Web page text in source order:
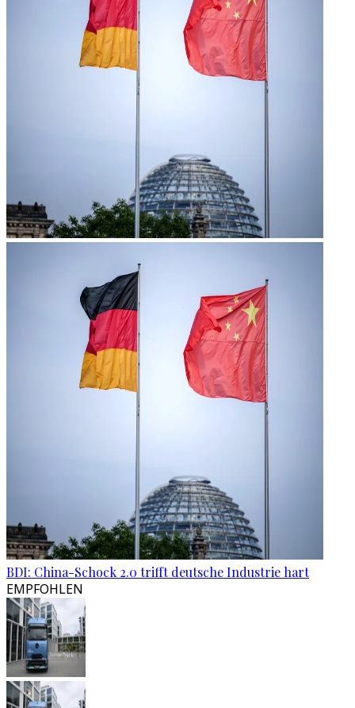
BDI: China-Schock 2.0 trifft deutsche Industrie hart
EMPFOHLEN